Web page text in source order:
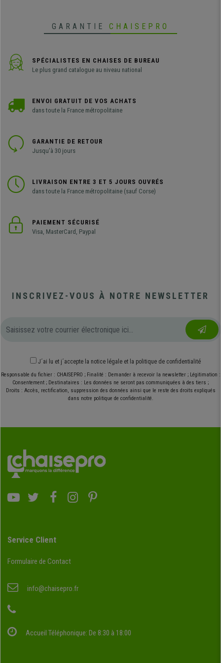
GARANTIE CHAISEPRO
SPÉCIALISTES EN CHAISES DE BUREAU
Le plus grand catalogue au niveau national
ENVOI GRATUIT DE VOS ACHATS
dans toute la France métropolitaine
GARANTIE DE RETOUR
Jusqu'à 30 jours
LIVRAISON ENTRE 3 ET 5 JOURS OUVRÉS
dans toute la France métropolitaine (sauf Corse)
PAIEMENT SÉCURISÉ
Visa, MasterCard, Paypal
INSCRIVEZ-VOUS À NOTRE NEWSLETTER
J´ai lu et j´accepte la notice légale et la politique de confidentialité
Responsable du fichier : CHAISEPRO ; Finalité : Demander à recevoir la newsletter ; Légitimation :
Consentement ; Destinataires : Les données ne seront pas communiquées à des tiers ;
Droits : Accès, rectification, suppression des données ainsi que le reste des droits expliqués
dans notre politique de confidentialité.
Service Client
Formulaire de Contact
info@chaisepro.fr
Accueil Téléphonique: De 8:30 à 18:00